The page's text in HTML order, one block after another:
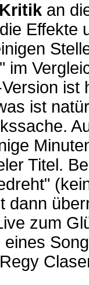
Kritik an
Effekte
im
ist
ist
Titel.
dann
zum
eines